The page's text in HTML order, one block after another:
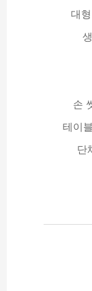
대
손
테이
단